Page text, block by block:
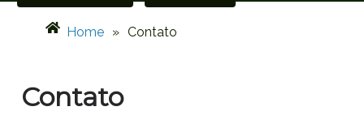
Home » Contato
Contato